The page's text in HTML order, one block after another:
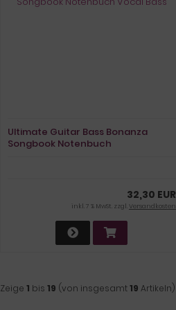
Ultimate Guitar Bass Bonanza
Songbook Notenbuch
32,30 EUR
inkl. 7 % MwSt. zzgl.Versandkosten
Zeige 1 bis 19 (von insgesamt19 Artikeln)